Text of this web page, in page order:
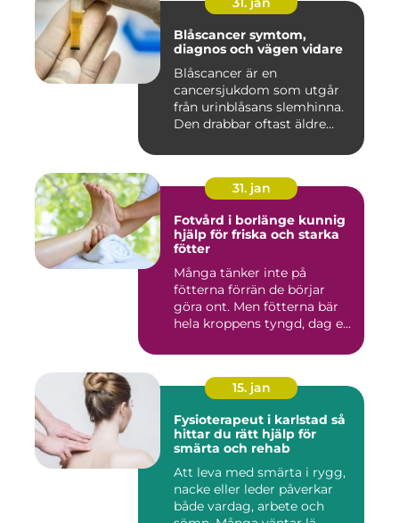
Blåscancer symtom,
diagnos och vägen vidare
Blåscancer är en
cancersjukdom som utgår
från urinblåsans slemhinna.
Den drabbar oftast äldre
31. jan
Fotvård i borlänge kunnig
hjälp för friska och starka
fötter
Många tänker inte på
fötterna förrän de börjar
göra ont. Men fötterna bär
hela kroppens tyngd, dag e...
15. jan
Fysioterapeut i karlstad så
hittar du rätt hjälp för
smärta och rehab
Att leva med smärta i rygg,
nacke eller leder påverkar
både vardag, arbete och